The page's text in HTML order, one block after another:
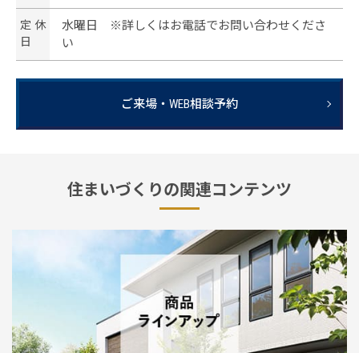
定 休
日
水曜日 ※詳しくはお電話でお問い合わせくださ
い
ご来場・WEB相談予約
住まいづくりの関連コンテンツ